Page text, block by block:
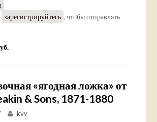
зарегистрируйтесь , чтобы отправлять
«ягодная ложка» от
& Sons, 1871-1880
kvv